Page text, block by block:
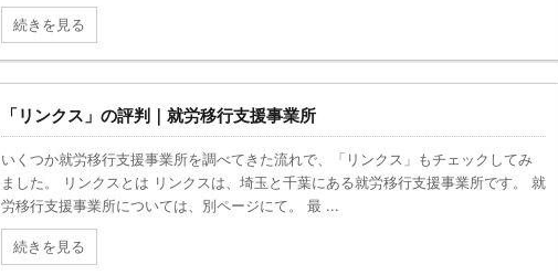
続きを見る
「リンクス」の評判｜就労移行支援事業所
いくつか就労移行支援事業所を調べてきた流れで、「リンクス」もチェックしてみ
ました。 リンクスとは リンクスは、埼玉と千葉にある就労移行支援事業所です。 就
労移行支援事業所については、別ページにて。 最 ...
続きを見る